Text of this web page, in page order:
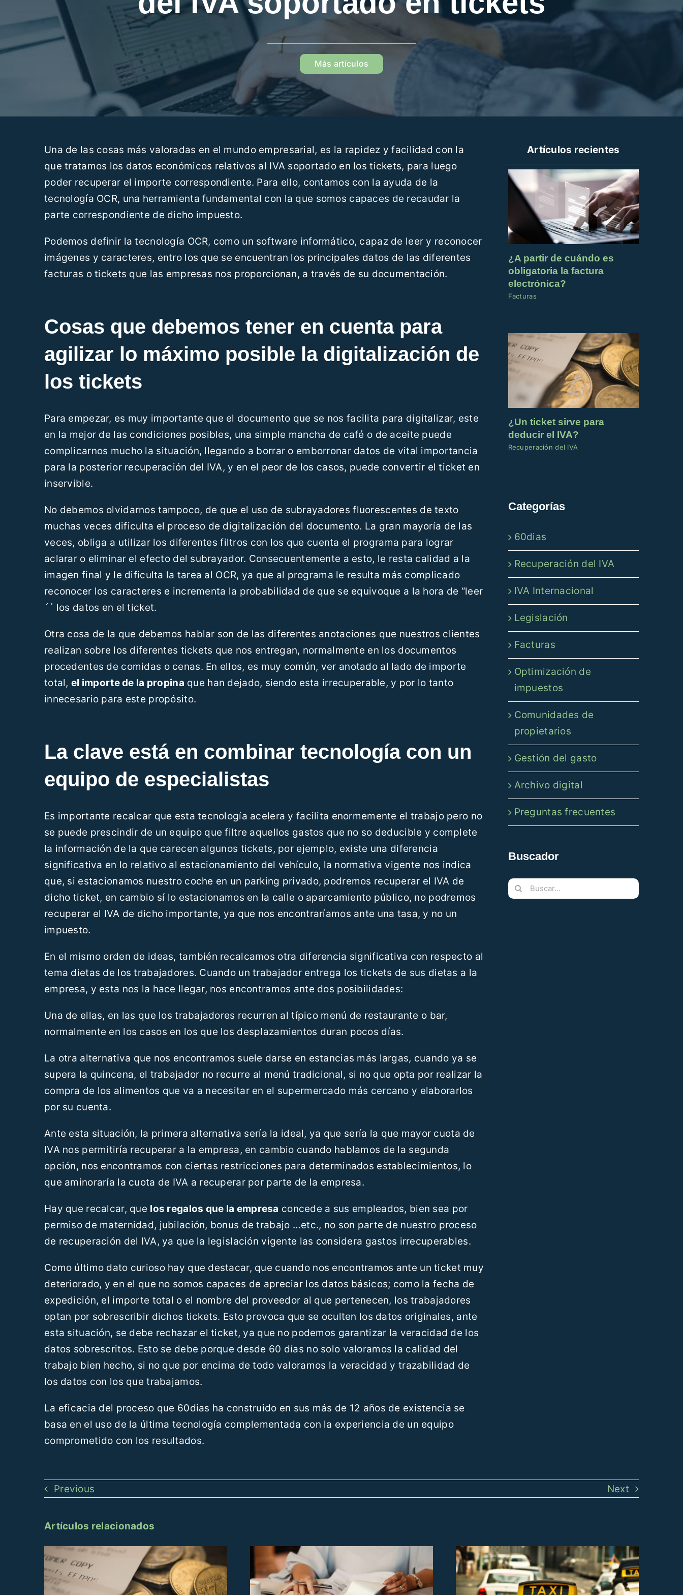
Más artículos
Una de las cosas más valoradas en el mundo empresarial, es la rapidez y facilidad con la
que tratamos los datos económicos relativos al IVA soportado en los tickets, para luego
poder recuperar el importe correspondiente. Para ello, contamos con la ayuda de la
tecnología OCR, una herramienta fundamental con la que somos capaces de recaudar la
parte correspondiente de dicho impuesto.
Podemos definir la tecnología OCR, como un software informático, capaz de leer y reconocer
imágenes y caracteres, entro los que se encuentran los principales datos de las diferentes
facturas o tickets que las empresas nos proporcionan, a través de su documentación.
Cosas que debemos tener en cuenta para
agilizar lo máximo posible la digitalización de
los tickets
Para empezar, es muy importante que el documento que se nos facilita para digitalizar, este
en la mejor de las condiciones posibles, una simple mancha de café o de aceite puede
complicarnos mucho la situación, llegando a borrar o emborronar datos de vital importancia
para la posterior recuperación del IVA, y en el peor de los casos, puede convertir el ticket en
inservible.
No debemos olvidarnos tampoco, de que el uso de subrayadores fluorescentes de texto
muchas veces dificulta el proceso de digitalización del documento. La gran mayoría de las
veces, obliga a utilizar los diferentes filtros con los que cuenta el programa para lograr
aclarar o eliminar el efecto del subrayador. Consecuentemente a esto, le resta calidad a la
imagen final y le dificulta la tarea al OCR, ya que al programa le resulta más complicado
reconocer los caracteres e incrementa la probabilidad de que se equivoque a la hora de “leer
´´ los datos en el ticket.
Otra cosa de la que debemos hablar son de las diferentes anotaciones que nuestros clientes
realizan sobre los diferentes tickets que nos entregan, normalmente en los documentos
procedentes de comidas o cenas. En ellos, es muy común, ver anotado al lado de importe
total, el importe de la propina que han dejado, siendo esta irrecuperable, y por lo tanto
innecesario para este propósito.
La clave está en combinar tecnología con un
equipo de especialistas
Es importante recalcar que esta tecnología acelera y facilita enormemente el trabajo pero no
se puede prescindir de un equipo que filtre aquellos gastos que no so deducible y complete
la información de la que carecen algunos tickets, por ejemplo, existe una diferencia
significativa en lo relativo al estacionamiento del vehículo, la normativa vigente nos indica
que, si estacionamos nuestro coche en un parking privado, podremos recuperar el IVA de
dicho ticket, en cambio sí lo estacionamos en la calle o aparcamiento público, no podremos
recuperar el IVA de dicho importante, ya que nos encontraríamos ante una tasa, y no un
impuesto.
En el mismo orden de ideas, también recalcamos otra diferencia significativa con respecto al
tema dietas de los trabajadores. Cuando un trabajador entrega los tickets de sus dietas a la
empresa, y esta nos la hace llegar, nos encontramos ante dos posibilidades:
Una de ellas, en las que los trabajadores recurren al típico menú de restaurante o bar,
normalmente en los casos en los que los desplazamientos duran pocos días.
La otra alternativa que nos encontramos suele darse en estancias más largas, cuando ya se
supera la quincena, el trabajador no recurre al menú tradicional, si no que opta por realizar la
compra de los alimentos que va a necesitar en el supermercado más cercano y elaborarlos
por su cuenta.
Ante esta situación, la primera alternativa sería la ideal, ya que sería la que mayor cuota de
IVA nos permitiría recuperar a la empresa, en cambio cuando hablamos de la segunda
opción, nos encontramos con ciertas restricciones para determinados establecimientos, lo
que aminoraría la cuota de IVA a recuperar por parte de la empresa.
Hay que recalcar, que los regalos que la empresa concede a sus empleados, bien sea por
permiso de maternidad, jubilación, bonus de trabajo …etc., no son parte de nuestro proceso
de recuperación del IVA, ya que la legislación vigente las considera gastos irrecuperables.
Como último dato curioso hay que destacar, que cuando nos encontramos ante un ticket muy
deteriorado, y en el que no somos capaces de apreciar los datos básicos; como la fecha de
expedición, el importe total o el nombre del proveedor al que pertenecen, los trabajadores
optan por sobrescribir dichos tickets. Esto provoca que se oculten los datos originales, ante
esta situación, se debe rechazar el ticket, ya que no podemos garantizar la veracidad de los
datos sobrescritos. Esto se debe porque desde 60 días no solo valoramos la calidad del
trabajo bien hecho, si no que por encima de todo valoramos la veracidad y trazabilidad de
los datos con los que trabajamos.
La eficacia del proceso que 60dias ha construido en sus más de 12 años de existencia se
basa en el uso de la última tecnología complementada con la experiencia de un equipo
comprometido con los resultados.
Artículos recientes
¿A partir de cuándo es
obligatoria la factura
electrónica?
Facturas
¿Un ticket sirve para
deducir el IVA?
Recuperación del IVA
Categorías
60dias
Recuperación del IVA
IVA Internacional
Legislación
Facturas
Optimización de
impuestos
Comunidades de
propietarios
Gestión del gasto
Archivo digital
Preguntas frecuentes
Buscador
Buscar:
Previous Next
Artículos relacionados